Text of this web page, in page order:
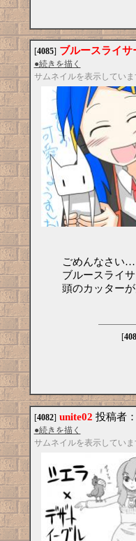
[4085] ブルースライ
●続きを描く
サムネイルを表示してい
ごめんなさい…
ブルースライ
頭のカッター
[
[4082] unite02 投稿者：
●続きを描く
サムネイルを表示してい